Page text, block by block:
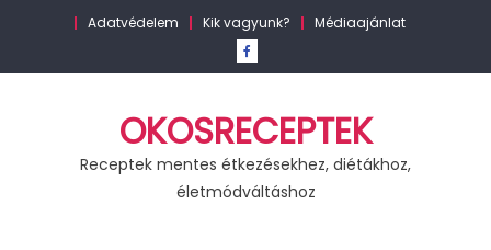
Adatvédelem Kik vagyunk? Médiaajánlat
OKOSRECEPTEK
Receptek mentes étkezésekhez, diétákhoz,
életmódváltáshoz